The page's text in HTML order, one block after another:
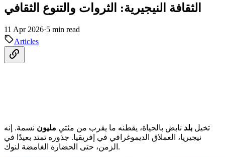
الثقافة النيجيرية: الثروات والتنوع الثقافي
11 Apr 2026·5 min read
Articles
تخيل بلد نابض بالحياة، يقطنه ما يقرب من مئتي مليون نسمة. إنه
نيجيريا، العملاق الديموغرافي في إفريقيا. جذوره تمتد بعيدًا في
الزمن، حتى الحضارة الغامضة لنوك.